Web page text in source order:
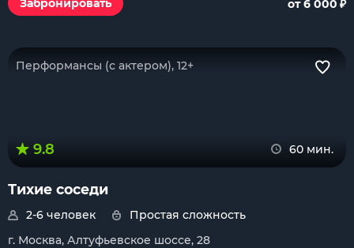
Забронировать от 6 000
Перформансы (с актером), 12+
9.8 60 мин.
Тихие соседи
2-6 человек
Простая сложность
г. Москва, Алтуфьевское шоссе, 28